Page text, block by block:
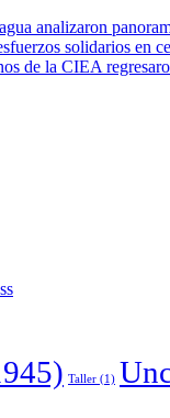
analizaron
solidarios en
de la CIEA
Taller (1)